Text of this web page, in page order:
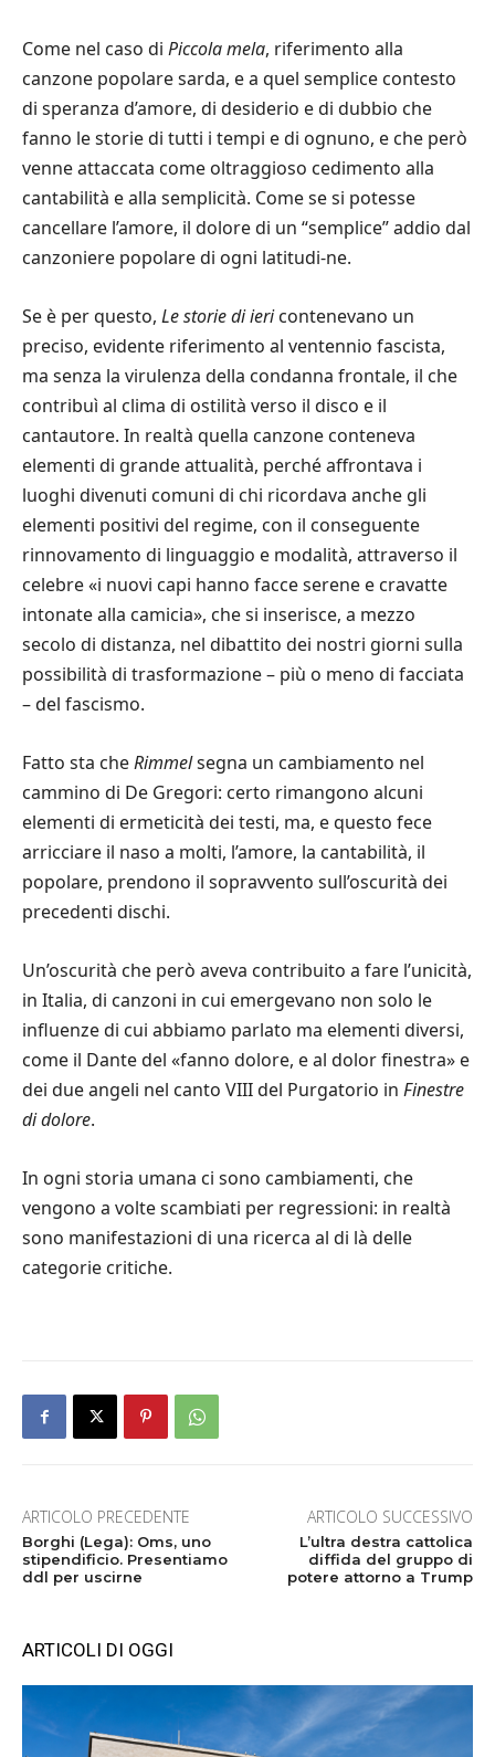
Come nel caso di Piccola mela, riferimento alla
canzone popolare sarda, e a quel semplice contesto
di speranza d’amore, di desiderio e di dubbio che
fanno le storie di tutti i tempi e di ognuno, e che però
venne attaccata come oltraggioso cedimento alla
cantabilità e alla semplicità. Come se si potesse
cancellare l’amore, il dolore di un “semplice” addio dal
canzoniere popolare di ogni latitudi-ne.
Se è per questo, Le storie di iericontenevano un
preciso, evidente riferimento al ventennio fascista,
ma senza la virulenza della condanna frontale, il che
contribuì al clima di ostilità verso il disco e il
cantautore. In realtà quella canzone conteneva
elementi di grande attualità, perché affrontava i
luoghi divenuti comuni di chi ricordava anche gli
elementi positivi del regime, con il conseguente
rinnovamento di linguaggio e modalità, attraverso il
celebre «i nuovi capi hanno facce serene e cravatte
intonate alla camicia», che si inserisce, a mezzo
secolo di distanza, nel dibattito dei nostri giorni sulla
possibilità di trasformazione – più o meno di facciata
– del fascismo.
Fatto sta cheRimmelsegna un cambiamento nel
cammino di De Gregori: certo rimangono alcuni
elementi di ermeticità dei testi, ma, e questo fece
arricciare il naso a molti, l’amore, la cantabilità, il
popolare, prendono il sopravvento sull’oscurità dei
precedenti dischi.
Un’oscurità che però aveva contribuito a fare l’unicità,
in Italia, di canzoni in cui emergevano non solo le
influenze di cui abbiamo parlato ma elementi diversi,
come il Dante del «fanno dolore, e al dolor finestra» e
dei due angeli nel canto VIII del Purgatorio in Finestre
di dolore.
In ogni storia umana ci sono cambiamenti, che
vengono a volte scambiati per regressioni: in realtà
sono manifestazioni di una ricerca al di là delle
categorie critiche.
ARTICOLO PRECEDENTE
Borghi (Lega): Oms, uno
stipendificio. Presentiamo
ddl per uscirne
ARTICOLO SUCCESSIVO
L’ultra destra cattolica
diffida del gruppo di
potere attorno a Trump
ARTICOLI DI OGGI